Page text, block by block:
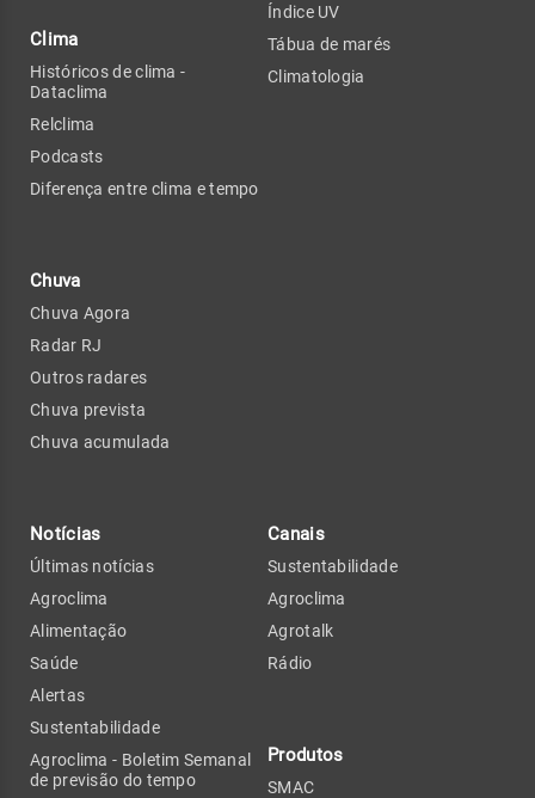
Clima
Históricos de clima -
Dataclima
Relclima
Podcasts
Diferença entre clima e tempo
Chuva
Chuva Agora
Radar RJ
Outros radares
Chuva prevista
Chuva acumulada
Índice UV
Tábua de marés
Climatologia
Notícias
Últimas notícias
Agroclima
Alimentação
Saúde
Alertas
Sustentabilidade
Agroclima - Boletim Semanal
de previsão do tempo
Canais
Sustentabilidade
Agroclima
Agrotalk
Rádio
Produtos
SMAC